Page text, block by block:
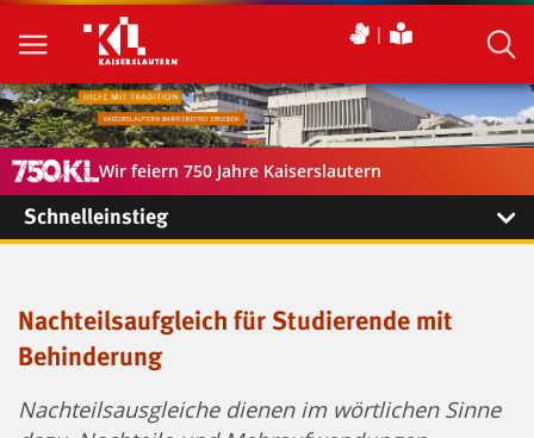
Wir feiern 750 Jahre Kaiserslautern
Schnelleinstieg
Nachteilsaufgleich für Studierende mit
Behinderung
Nachteilsausgleiche dienen im wörtlichen Sinne